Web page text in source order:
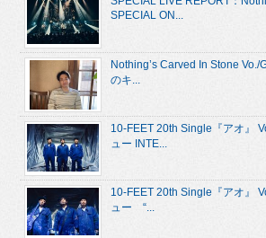
SPECIAL ON...
Nothing’s Carved In Stone Vo./
のキ...
10-FEET 20th Single『アオ』
ュー INTE...
10-FEET 20th Single『アオ』
ュー “...